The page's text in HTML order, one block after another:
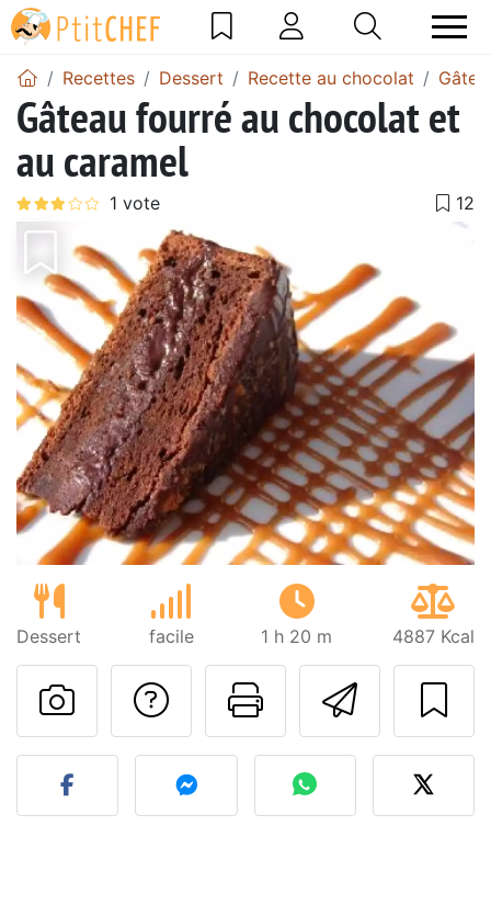
Recettes Dessert Recette au chocolat
Gâteau fourré au chocolat et
au caramel
Dessert facile 1 h 20 m 4887 Kcal
Imprimer
Poser une
Publier votre photo de